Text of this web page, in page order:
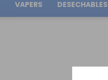
10h:33m: 29s
VAPERS DESECHABLES